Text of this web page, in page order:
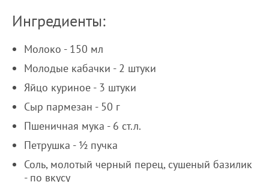
Ингредиенты:
Молоко - 150 мл
Молодые кабачки - 2 штуки
Яйцо куриное - 3 штуки
Сыр пармезан - 50 г
Пшеничная мука - 6 ст.л.
Петрушка - ½ пучка
Соль, молотый черный перец, сушеный базилик
- по вкусу